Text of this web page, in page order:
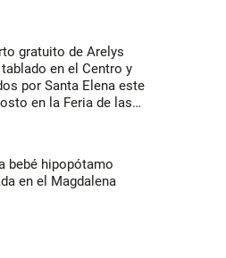
gratuito de Arelys
en el Centro y
por Santa Elena este
en la Feria de las
bebé hipopótamo
en el Magdalena